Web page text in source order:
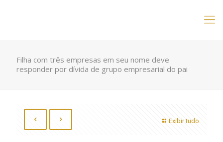
Filha com três empresas em seu nome deve
responder por dívida de grupo empresarial do pai
Exibir tudo